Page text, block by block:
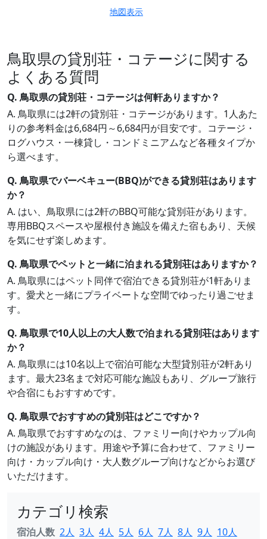
地図表示
鳥取県の貸別荘・コテージに関する
よくある質問
Q. 鳥取県の貸別荘・コテージは何軒ありますか？
A. 鳥取県には2軒の貸別荘・コテージがあります。1人あた
りの参考料金は6,684円～6,684円が目安です。コテージ・
ログハウス・一棟貸し・コンドミニアムなど各種タイプか
ら選べます。
Q. 鳥取県でバーベキュー(BBQ)ができる貸別荘はあります
か？
A. はい、鳥取県には2軒のBBQ可能な貸別荘があります。
専用BBQスペースや屋根付き施設を備えた宿もあり、天候
を気にせず楽しめます。
Q. 鳥取県でペットと一緒に泊まれる貸別荘はありますか？
A. 鳥取県にはペット同伴で宿泊できる貸別荘が1軒ありま
す。愛犬と一緒にプライベートな空間でゆったり過ごせま
す。
Q. 鳥取県で10人以上の大人数で泊まれる貸別荘はあります
か？
A. 鳥取県には10名以上で宿泊可能な大型貸別荘が2軒あり
ます。最大23名まで対応可能な施設もあり、グループ旅行
や合宿にもおすすめです。
Q. 鳥取県でおすすめの貸別荘はどこですか？
A. 鳥取県でおすすめなのは、ファミリー向けやカップル向
けの施設があります。用途や予算に合わせて、ファミリー
向け・カップル向け・大人数グループ向けなどからお選び
いただけます。
カテゴリ検索
宿泊人数 2人 3人 4人 5人 6人 7人 8人 9人 10人